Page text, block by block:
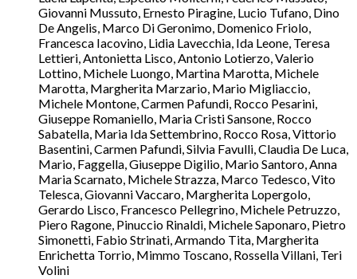
Giovanni Mussuto, Ernesto Piragine, Lucio Tufano, Dino
De Angelis, Marco Di Geronimo, Domenico Friolo,
Francesca Iacovino, Lidia Lavecchia, Ida Leone, Teresa
Lettieri, Antonietta Lisco, Antonio Lotierzo, Valerio
Lottino, Michele Luongo, Martina Marotta, Michele
Marotta, Margherita Marzario, Mario Migliaccio,
Michele Montone, Carmen Pafundi, Rocco Pesarini,
Giuseppe Romaniello, Maria Cristi Sansone, Rocco
Sabatella, Maria Ida Settembrino, Rocco Rosa, Vittorio
Basentini, Carmen Pafundi, Silvia Favulli, Claudia De Luca,
Mario, Faggella, Giuseppe Digilio, Mario Santoro, Anna
Maria Scarnato, Michele Strazza, Marco Tedesco, Vito
Telesca, Giovanni Vaccaro, Margherita Lopergolo,
Gerardo Lisco, Francesco Pellegrino, Michele Petruzzo,
Piero Ragone, Pinuccio Rinaldi, Michele Saponaro, Pietro
Simonetti, Fabio Strinati, Armando Tita, Margherita
Enrichetta Torrio, Mimmo Toscano, Rossella Villani, Teri
Volini